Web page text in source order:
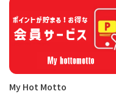
My Hot Motto